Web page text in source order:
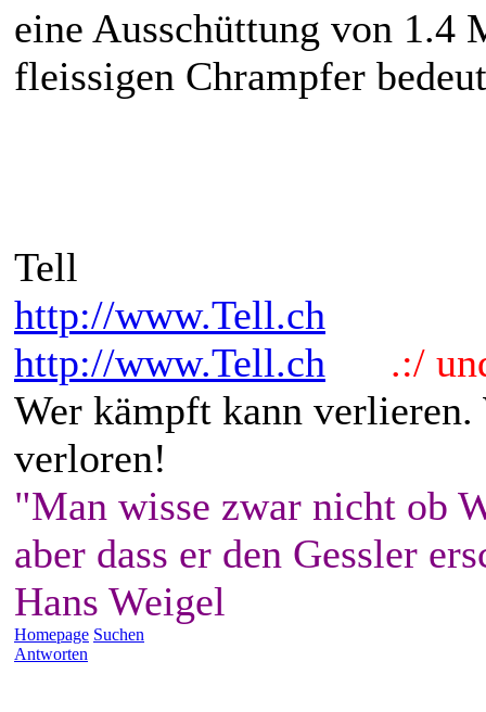
eine Ausschüttung von 1.4
fleissigen Chrampfer
Tell
http://www.Tell.ch
http://www.Tell.ch
.:/
Wer kämpft kann
verloren!
"Man wisse zwar nicht ob
aber dass er den Gessler
Hans Weigel
Homepage Suchen
Antworten